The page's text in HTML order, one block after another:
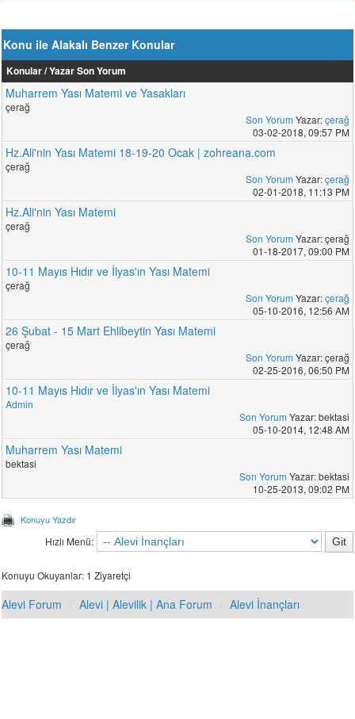
Konu ile Alakalı Benzer Konular
Konular / YazarSon Yorum
Muharrem Yası Matemi ve Yasakları
çerağ
Son Yorum Yazar:çerağ
03-02-2018, 09:57 PM
Hz.Ali'nin Yası Matemi 18-19-20 Ocak | zohreana.com
çerağ
Son Yorum Yazar:çerağ
02-01-2018, 11:13 PM
Hz.Ali'nin Yası Matemi
çerağ
Son Yorum Yazar: çerağ
01-18-2017, 09:00 PM
10-11 Mayıs Hıdır ve İlyas'ın Yası Matemi
çerağ
Son Yorum Yazar:çerağ
05-10-2016, 12:56 AM
26 Şubat - 15 Mart Ehlibeytin Yası Matemi
çerağ
Son Yorum Yazar: çerağ
02-25-2016, 06:50 PM
10-11 Mayıs Hıdır ve İlyas'ın Yası Matemi
Admin
Son Yorum Yazar: bektasi
05-10-2014, 12:48 AM
Muharrem Yası Matemi
bektasi
Son Yorum Yazar: bektasi
10-25-2013, 09:02 PM
Konuyu Yazdır
Hızlı Menü:
Konuyu Okuyanlar: 1 Ziyaretçi
Alevi Forum Alevi | Alevilik | Ana Forum Alevi İnançları